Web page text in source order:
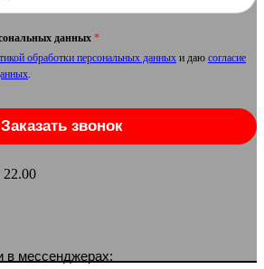
данных *
обработки персональных данных и даю согласие
.
Заказать звонок
в мессенджерах: